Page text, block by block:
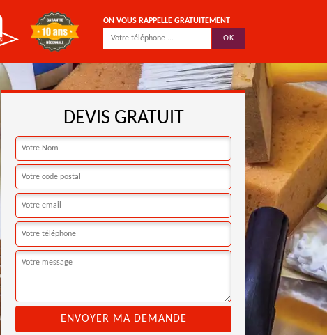
ON VOUS RAPPELLE GRATUITEMENT
DEVIS GRATUIT